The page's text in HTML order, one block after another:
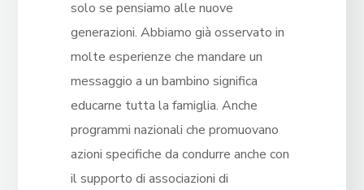
solo se pensiamo alle nuove
generazioni. Abbiamo già osservato in
molte esperienze che mandare un
messaggio a un bambino significa
educarne tutta la famiglia. Anche
programmi nazionali che promuovano
azioni specifiche da condurre anche con
il supporto di associazioni di